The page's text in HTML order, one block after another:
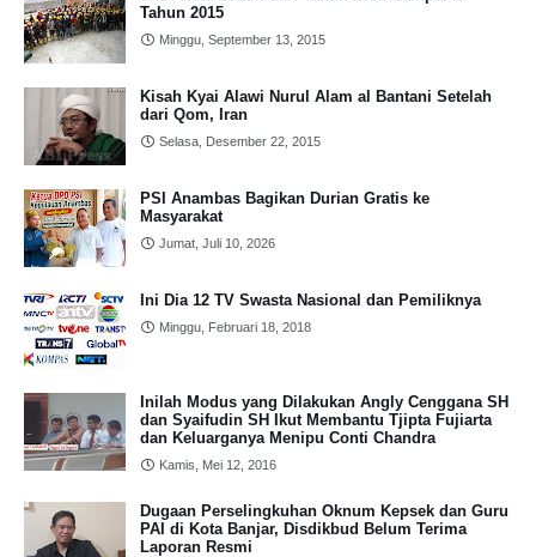
Tahun 2015
Minggu, September 13, 2015
Kisah Kyai Alawi Nurul Alam al Bantani Setelah
dari Qom, Iran
Selasa, Desember 22, 2015
PSI Anambas Bagikan Durian Gratis ke
Masyarakat
Jumat, Juli 10, 2026
Ini Dia 12 TV Swasta Nasional dan Pemiliknya
Minggu, Februari 18, 2018
Inilah Modus yang Dilakukan Angly Cenggana SH
dan Syaifudin SH Ikut Membantu Tjipta Fujiarta
dan Keluarganya Menipu Conti Chandra
Kamis, Mei 12, 2016
Dugaan Perselingkuhan Oknum Kepsek dan Guru
PAI di Kota Banjar, Disdikbud Belum Terima
Laporan Resmi